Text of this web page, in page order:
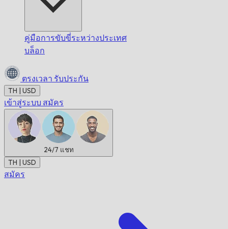
คู่มือการขับขี่ระหว่างประเทศ
บล็อก
ตรงเวลา รับประกัน
TH | USD
เข้าสู่ระบบ สมัคร
24/7 แชท
TH | USD
สมัคร